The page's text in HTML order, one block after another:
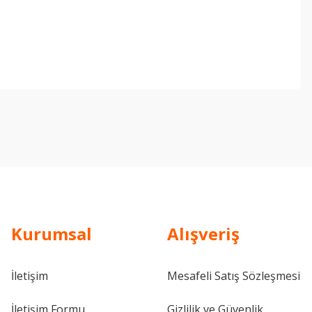
Kurumsal
İletişim
Alışveriş
Mesafeli Satış Sözleşmesi